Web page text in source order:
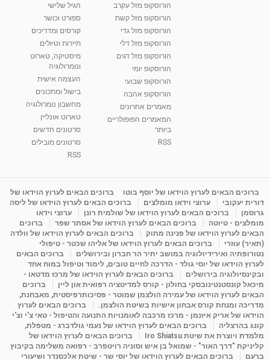
הורוסקופ מזל עקרב
הורוסקופ מזל קשת
הורוסקופ מזל גדי
הורוסקופ מזל דלי
הורוסקופ מזל דגים
הורוסקופ יומי
הורוסקופ שבועי
הורוסקופ אהבה
מאמרים אחרונים
המאמרים הפופולריים
ביותר
RSS
הגיל שלישי
ספורט וכושר
קורסים ומדריכים
תיירות וטיולים
מיסטיקה, טארוט
ונומרולוגיה
העצמה אישית
בישול ומתכונים
מחשבון נומרולוגיה
טארוט אונליין
סרטונים חדשים
סרטונים מובילים
RSS
ברוכים הבאים לערוץ הוידאו של יוסף בוטו
ברוכים הבאים לערוץ הוידאו של
דורית יעקובי
ערוצי וידאו מומלצים
ברוכים הבאים לערוץ הוידאו של ליסה
גרוסמן
ברוכים הבאים לערוץ הוידאו של שולמית רונן
ערוצי וידאו
מומלצים - טיוטה
ברוכים הבאים לערוץ הוידאו של אסתר שפר
ברוכים
הבאים לערוץ הוידאו של פנינה מתוק
ברוכים הבאים לערוץ הוידאו של וולדה
(תאיר) עוזרי
ברוכים הבאים לערוץ הוידאו של אליהו שכטר - טיפולי
נטורופתיה ואירידיולוגיה במושב יתיר הר חברון ובירושלים
ברוכים הבאים
לערוץ הוידאו של יוסי גולד - הדרכה לחיים טובים, לימוד וטיפול במוח אחד
ובקינסיולוגיה בירושלים
ברוכים הבאים לערוץ הוידאו של מרכז מדטאו -
מיכאל קונסטנטינובסקי בחולון - קורס למדיטציה רפואית און ליין
ברוכים
הבאים לערוץ הוידאו של עמירה הולצמן שמוטר - פסיכותרפיסטית, מאבחנת,
מדריכה ומנחת קורס אבחון אישיות בשיטת הולצמן.
ברוכים הבאים לערוץ
הוידאו של אריק איזנמן - מרכז מרכבה לאומנויות התנועה והטיפול - טאי צ'י וצ'י
קונג בהרצליה
ברוכים הבאים לערוץ הוידאו של נעמי גולדברג - מטפלת,
מלמדת ויוצרת את שיטת Iro Shiatsu
ברוכים הבאים לערוץ הוידאו של
קליניקת "דרך האור" - שמואל בן איש וסוניה רויטפרב - רפואה משלימה בקיבוץ
ברעם
ברוכים הבאים לערוץ הוידאו של יוסי שר - שיטת אלכסנדר ושיעורי